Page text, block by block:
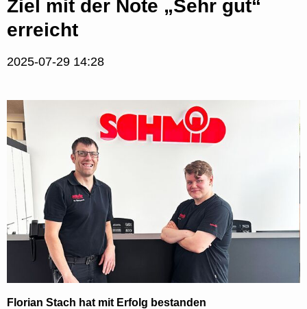
Ziel mit der Note „Sehr gut“
erreicht
2025-07-29 14:28
Florian Stach hat mit Erfolg bestanden